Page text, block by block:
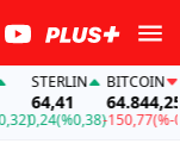
STERLIN
64,41
0,24(%0,38)
BITCOIN
64.844,25
-150,77(%-